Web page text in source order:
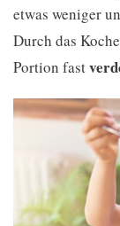
etwas weniger
Durch das
Portion fast